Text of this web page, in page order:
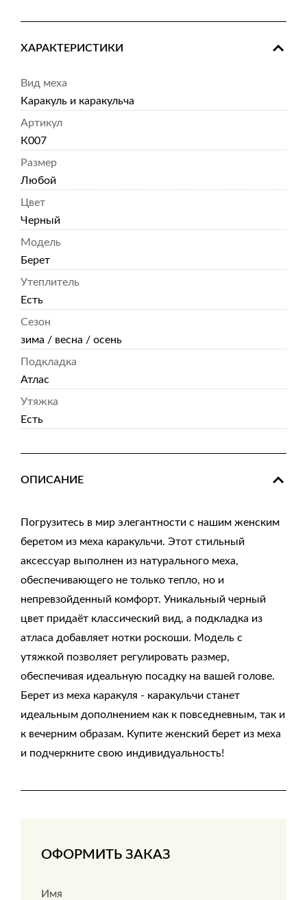
ХАРАКТЕРИСТИКИ
Вид меха
Каракуль и каракульча
Артикул
К007
Размер
Любой
Цвет
Черный
Модель
Берет
Утеплитель
Есть
Сезон
зима / весна / осень
Подкладка
Атлас
Утяжка
Есть
ОПИСАНИЕ
Погрузитесь в мир элегантности с нашим женским
беретом из меха каракульчи. Этот стильный
аксессуар выполнен из натурального меха,
обеспечивающего не только тепло, но и
непревзойденный комфорт. Уникальный черный
цвет придаёт классический вид, а подкладка из
атласа добавляет нотки роскоши. Модель с
утяжкой позволяет регулировать размер,
обеспечивая идеальную посадку на вашей голове.
Берет из меха каракуля - каракульчи станет
идеальным дополнением как к повседневным, так и
к вечерним образам. Купите женский берет из меха
и подчеркните свою индивидуальность!
ОФОРМИТЬ ЗАКАЗ